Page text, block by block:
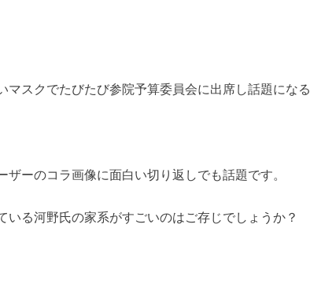
スクでたびたび参院予算委員会に出席し話題になる
ーのコラ画像に面白い切り返しでも話題です。
る河野氏の家系がすごいのはご存じでしょうか？